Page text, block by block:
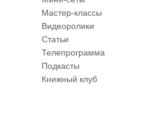
Мастер-классы
Видеоролики
Статьи
Телепрограмма
Подкасты
Книжный клуб